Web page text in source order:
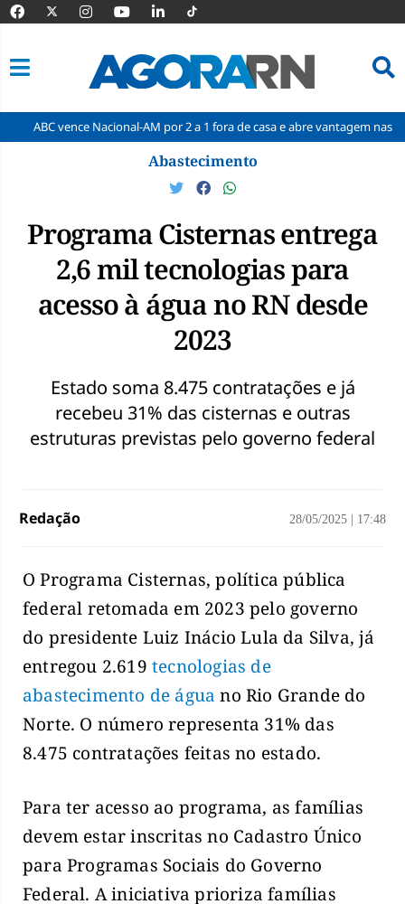
Nacional-AM por 2 a 1 fora de casa e abre vantagem nas quartas
Abastecimento
Programa Cisternas entrega
2,6 mil tecnologias para
acesso à água no RN desde
2023
Estado soma 8.475 contratações e já
recebeu 31% das cisternas e outras
estruturas previstas pelo governo federal
Redação 28/05/2025 17:48
O Programa Cisternas, política pública
federal retomada em 2023 pelo governo
do presidente Luiz Inácio Lula da Silva, já
entregou 2.619 tecnologias de
abastecimento de água no Rio Grande do
Norte. O número representa 31% das
8.475 contratações feitas no estado.
Para ter acesso ao programa, as famílias
devem estar inscritas no Cadastro Único
para Programas Sociais do Governo
Federal. A iniciativa prioriza famílias